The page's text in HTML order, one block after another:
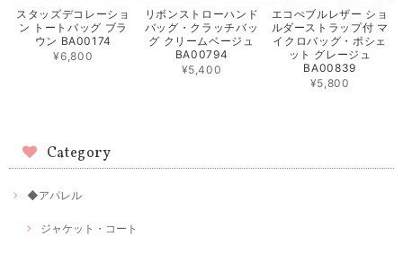
スタッズデコレーショ
ン トートバッグ ブラ
ウン BA00174
¥6,800
リボンストローハンド
バッグ・クラッチバッ
グ クリームベージュ
BA00794
¥5,400
エコぺブルレザー ショ
ルダーストラップ付 マ
イクロバッグ・ポシェ
ット グレージュ
BA00839
¥5,800
Category
◆アパレル
ジャケット・コート